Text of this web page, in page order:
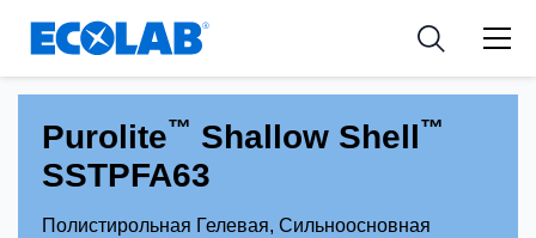
Resources
Applications
Medical Devices and Diagnostics
News & Events
Tools
Purolite™ Shallow Shell™
SSTPFA63
Полистирольная Гелевая, Сильноосновная